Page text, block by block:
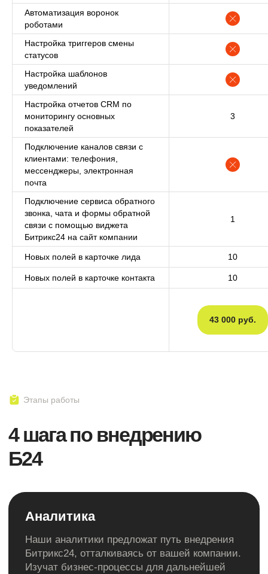
Автоматизация воронок
роботами
Настройка триггеров смены
статусов
Настройка шаблонов
уведомлений
Настройка отчетов CRM по
мониторингу основных
показателей
3
Подключение каналов связи с
клиентами: телефония,
мессенджеры, электронная
почта
Подключение сервиса обратного
звонка, чата и формы обратной
связи с помощью виджета
Битрикс24 на сайт компании
1
Новых полей в карточке лида 10
Новых полей в карточке контакта 10
43 000 руб.
Наши компетенции
и возможности
ELMA
хакатона среди
партнеров СБЕРа
2-е место
Официальный партнер СБЕРа
по направлению «Цифровая
трансформация»
Сбер
Официальный интегратор
Битрикс 24
Битрикс24
Абонентская плата